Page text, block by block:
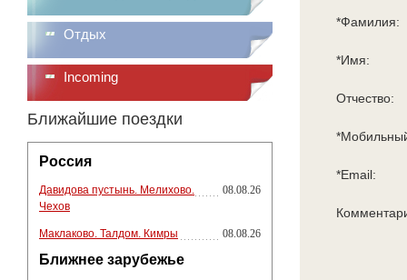
Отдых
Incoming
Ближайшие поездки
Россия
Давидова пустынь. Мелихово.
Чехов
08.08.26
Маклаково. Талдом. Кимры 08.08.26
Ближнее зарубежье
*Фамилия:
*Имя:
Отчество:
*Email: